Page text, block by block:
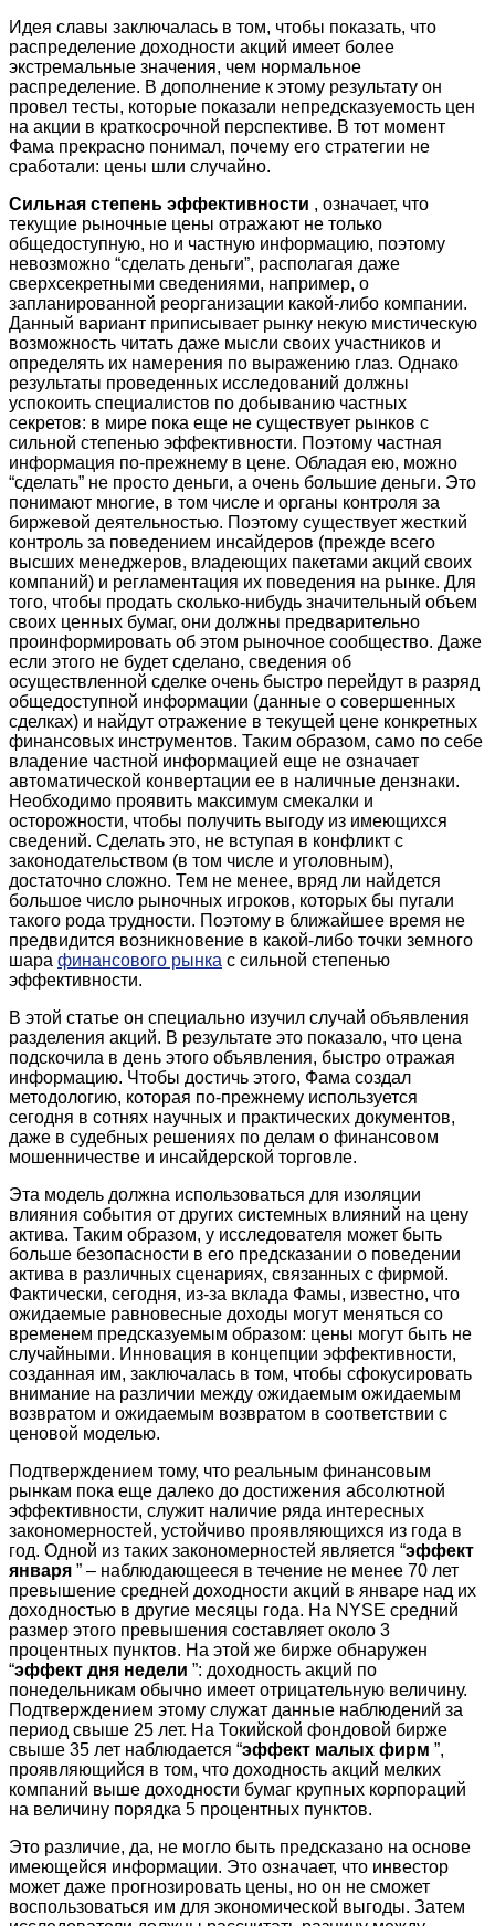
Идея славы заключалась в том, чтобы показать, что
распределение доходности акций имеет более
экстремальные значения, чем нормальное
распределение. В дополнение к этому результату он
провел тесты, которые показали непредсказуемость цен
на акции в краткосрочной перспективе. В тот момент
Фама прекрасно понимал, почему его стратегии не
сработали: цены шли случайно.
Сильная степень эффективности , означает, что
текущие рыночные цены отражают не только
общедоступную, но и частную информацию, поэтому
невозможно “сделать деньги”, располагая даже
сверхсекретными сведениями, например, о
запланированной реорганизации какой-либо компании.
Данный вариант приписывает рынку некую мистическую
возможность читать даже мысли своих участников и
определять их намерения по выражению глаз. Однако
результаты проведенных исследований должны
успокоить специалистов по добыванию частных
секретов: в мире пока еще не существует рынков с
сильной степенью эффективности. Поэтому частная
информация по-прежнему в цене. Обладая ею, можно
“сделать” не просто деньги, а очень большие деньги. Это
понимают многие, в том числе и органы контроля за
биржевой деятельностью. Поэтому существует жесткий
контроль за поведением инсайдеров (прежде всего
высших менеджеров, владеющих пакетами акций своих
компаний) и регламентация их поведения на рынке. Для
того, чтобы продать сколько-нибудь значительный объем
своих ценных бумаг, они должны предварительно
проинформировать об этом рыночное сообщество. Даже
если этого не будет сделано, сведения об
осуществленной сделке очень быстро перейдут в разряд
общедоступной информации (данные о совершенных
сделках) и найдут отражение в текущей цене конкретных
финансовых инструментов. Таким образом, само по себе
владение частной информацией еще не означает
автоматической конвертации ее в наличные дензнаки.
Необходимо проявить максимум смекалки и
осторожности, чтобы получить выгоду из имеющихся
сведений. Сделать это, не вступая в конфликт с
законодательством (в том числе и уголовным),
достаточно сложно. Тем не менее, вряд ли найдется
большое число рыночных игроков, которых бы пугали
такого рода трудности. Поэтому в ближайшее время не
предвидится возникновение в какой-либо точки земного
шара финансового рынка с сильной степенью
эффективности.
В этой статье он специально изучил случай объявления
разделения акций. В результате это показало, что цена
подскочила в день этого объявления, быстро отражая
информацию. Чтобы достичь этого, Фама создал
методологию, которая по-прежнему используется
сегодня в сотнях научных и практических документов,
даже в судебных решениях по делам о финансовом
мошенничестве и инсайдерской торговле.
Эта модель должна использоваться для изоляции
влияния события от других системных влияний на цену
актива. Таким образом, у исследователя может быть
больше безопасности в его предсказании о поведении
актива в различных сценариях, связанных с фирмой.
Фактически, сегодня, из-за вклада Фамы, известно, что
ожидаемые равновесные доходы могут меняться со
временем предсказуемым образом: цены могут быть не
случайными. Инновация в концепции эффективности,
созданная им, заключалась в том, чтобы сфокусировать
внимание на различии между ожидаемым ожидаемым
возвратом и ожидаемым возвратом в соответствии с
ценовой моделью.
Подтверждением тому, что реальным финансовым
рынкам пока еще далеко до достижения абсолютной
эффективности, служит наличие ряда интересных
закономерностей, устойчиво проявляющихся из года в
год. Одной из таких закономерностей является “эффект
января ” – наблюдающееся в течение не менее 70 лет
превышение средней доходности акций в январе над их
доходностью в другие месяцы года. На NYSE средний
размер этого превышения составляет около 3
процентных пунктов. На этой же бирже обнаружен
“эффект дня недели ”: доходность акций по
понедельникам обычно имеет отрицательную величину.
Подтверждением этому служат данные наблюдений за
период свыше 25 лет. На Токийской фондовой бирже
свыше 35 лет наблюдается “эффект малых фирм ”,
проявляющийся в том, что доходность акций мелких
компаний выше доходности бумаг крупных корпораций
на величину порядка 5 процентных пунктов.
Это различие, да, не могло быть предсказано на основе
имеющейся информации. Это означает, что инвестор
может даже прогнозировать цены, но он не сможет
воспользоваться им для экономической выгоды. Затем